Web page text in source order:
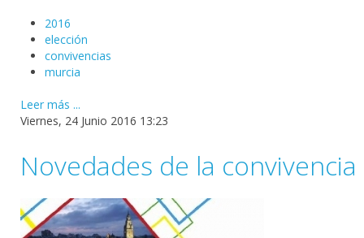
2016
elección
convivencias
murcia
Leer más ...
Viernes, 24 Junio 2016 13:23
Novedades de la